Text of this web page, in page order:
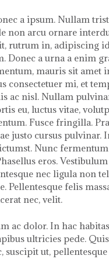
a ipsum. Nullam
non arcu ornare
rutrum in, adipiscing
Donec a urna a enim
mauris sit amet
consectetuer mi, et
ac nisl. Nullam
eu, luctus vitae,
Fusce fringilla.
justo cursus pulvinar.
Nunc
eros.
nec ligula non
Pellentesque felis
nec, velit.
ac dolor. In hac
ultricies pede.
suscipit ut, pellentesque